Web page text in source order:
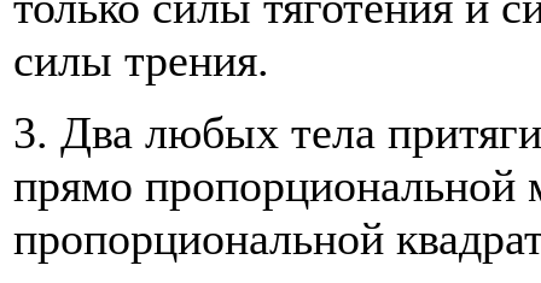
силы трения.
3. Два любых тела
прямо пропорциональной
пропорциональной